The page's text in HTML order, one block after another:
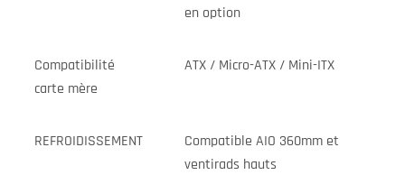
en option
Compatibilité
carte mère
ATX / Micro-ATX / Mini-ITX
REFROIDISSEMENT
Compatible AIO 360mm et
ventirads hauts